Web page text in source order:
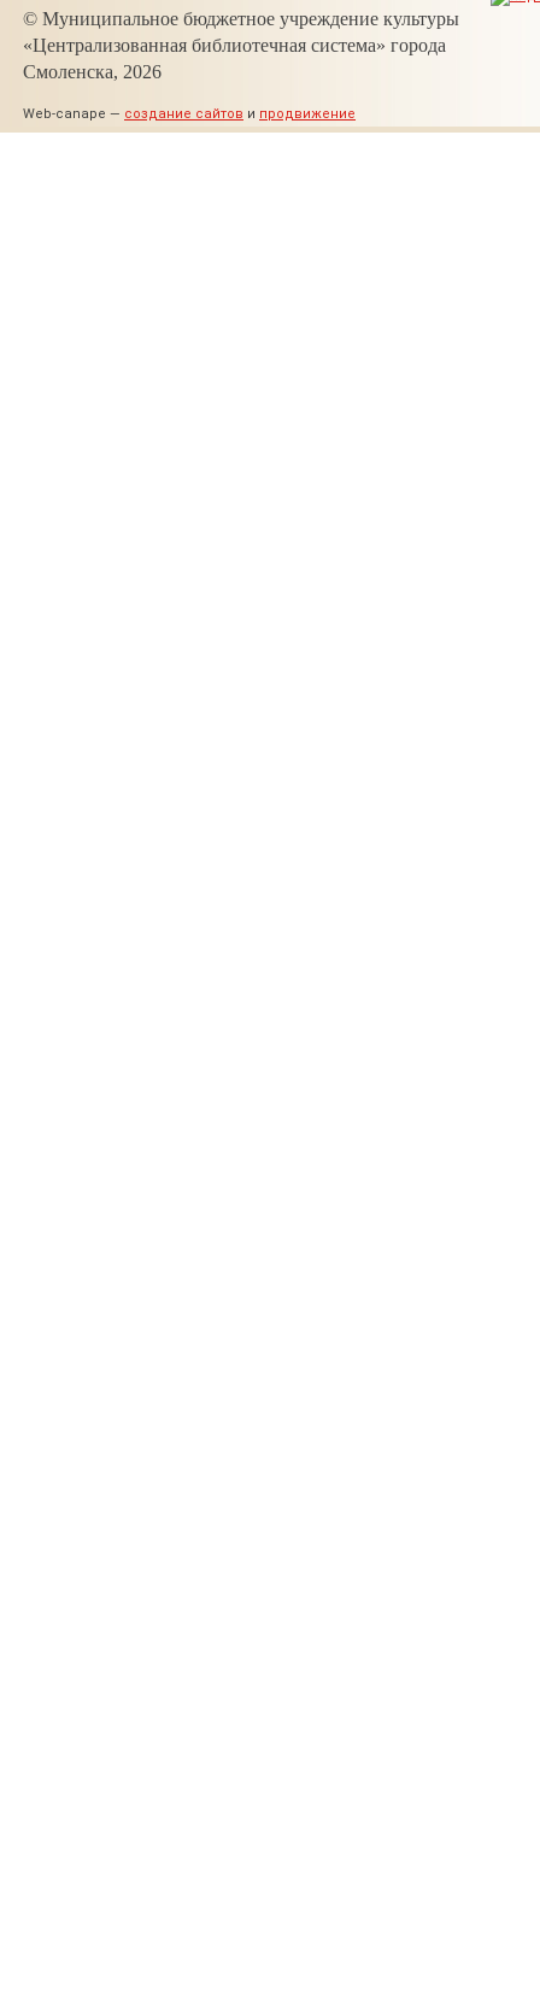
© Муниципальное бюджетное учреждение культуры
«Централизованная библиотечная система» города
Смоленска, 2026
Web-canape — создание сайтов и продвижение